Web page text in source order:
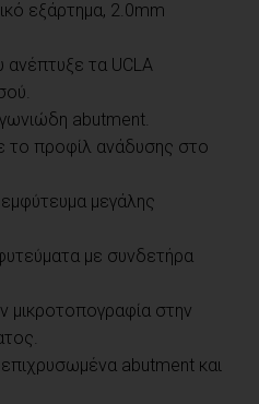
εξάρτημα, 2.0mm
τα UCLA
abutment.
προφίλ ανάδυσης στο
μεγάλης
με συνδετήρα
μικροτοπογραφία στην
abutment και